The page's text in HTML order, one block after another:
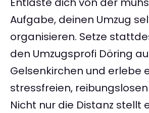
Aufgabe, deinen Umzug
organisieren. Setze
den Umzugsprofi Döring
Gelsenkirchen und erlebe
stressfreien, reibungslosen
Nicht nur die Distanz stellt